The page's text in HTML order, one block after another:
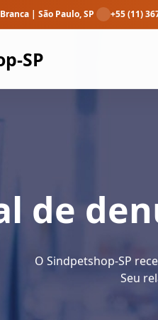
| São Paulo, SP +55 (11)
SP
de
O Sindpetshop-SP
Seu